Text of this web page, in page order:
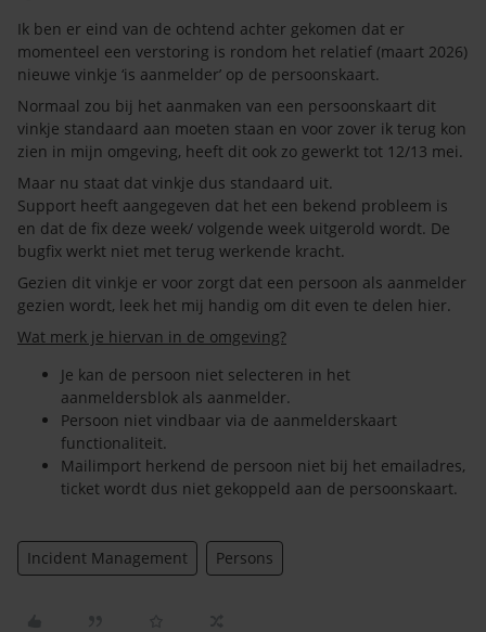
Ik ben er eind van de ochtend achter gekomen dat er
momenteel een verstoring is rondom het relatief (maart 2026)
nieuwe vinkje ‘is aanmelder’ op de persoonskaart.
Normaal zou bij het aanmaken van een persoonskaart dit
vinkje standaard aan moeten staan en voor zover ik terug kon
zien in mijn omgeving, heeft dit ook zo gewerkt tot 12/13 mei.
Maar nu staat dat vinkje dus standaard uit.
Support heeft aangegeven dat het een bekend probleem is
en dat de fix deze week/ volgende week uitgerold wordt. De
bugfix werkt niet met terug werkende kracht.
Gezien dit vinkje er voor zorgt dat een persoon als aanmelder
gezien wordt, leek het mij handig om dit even te delen hier.
Wat merk je hiervan in de omgeving?
Je kan de persoon niet selecteren in het
aanmeldersblok als aanmelder.
Persoon niet vindbaar via de aanmelderskaart
functionaliteit.
Mailimport herkend de persoon niet bij het emailadres,
ticket wordt dus niet gekoppeld aan de persoonskaart.
Incident Management Persons